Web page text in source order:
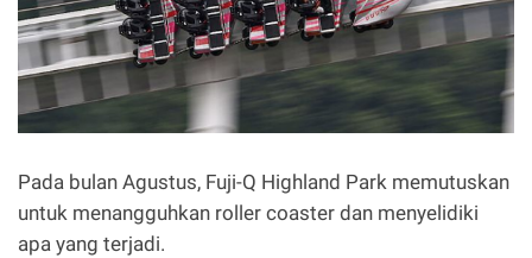
Pada bulan Agustus, Fuji-Q Highland Park memutuskan
untuk menangguhkan roller coaster dan menyelidiki
apa yang terjadi.